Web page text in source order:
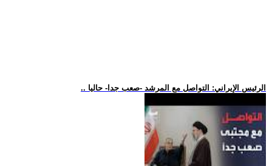
.. الرئيس الإيراني: التواصل مع المرشد -صعب جدا- حاليا